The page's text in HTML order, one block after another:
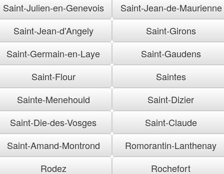
Saint-Julien-en-Genevois
Saint-Jean-de-Maurienne
Saint-Jean-d'Angely
Saint-Girons
Saint-Germain-en-Laye
Saint-Gaudens
Saint-Flour
Saintes
Sainte-Menehould
Saint-Dizier
Saint-Die-des-Vosges
Saint-Claude
Saint-Amand-Montrond
Romorantin-Lanthenay
Rodez
Rochefort